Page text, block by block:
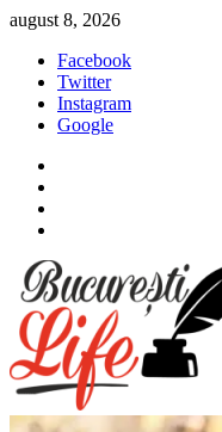
Sari
conținut
august 8, 2026
Facebook
Twitter
Instagram
Google